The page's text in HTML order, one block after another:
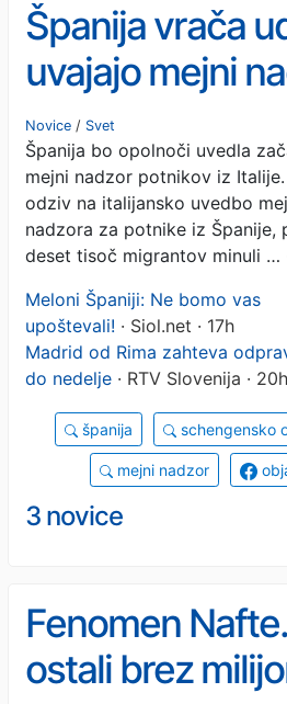
Španija vrača
uvajajo mejni
italijanskih
Novice / Svet
Španija bo opolnoči uvedla
mejni nadzor potnikov iz
odziv na italijansko uvedbo
nadzora za potnike iz Španije,
deset tisoč migrantov minuli …
Meloni Španiji: Ne bomo vas
upoštevali! · Siol.net · 17h
Madrid od Rima zahteva
do nedelje · RTV Slovenija · 20h
španija schengensko
mejni nadzor
3 novice
Fenomen
ostali brez